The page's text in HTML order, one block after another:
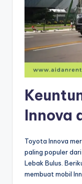
Innova
Toyota Innova
paling populer
Lebak Bulus.
membuat mobil